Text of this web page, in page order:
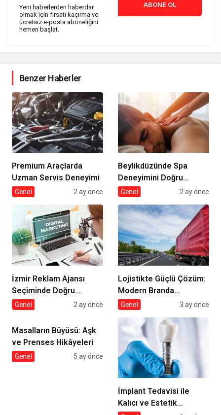
Yeni haberlerden haberdar
olmak için fırsatı kaçırma ve
ücretsiz e-posta aboneliğini
hemen başlat.
ABONE OL
Benzer Haberler
Premium Araçlarda
Uzman Servis Deneyimi
Genel 2 ay önce
Beylikdüzünde Spa
Deneyimini Doğru
Seçmek
Genel 2 ay önce
İzmir Reklam Ajansı
Seçiminde Doğru
Strateji
Genel 2 ay önce
Lojistikte Güçlü Çözüm:
Modern Branda
Sistemleri
Genel 3 ay önce
Masalların Büyüsü: Aşk
ve Prenses Hikâyeleri
Genel 5 ay önce
İmplant Tedavisi ile
Kalıcı ve Estetik